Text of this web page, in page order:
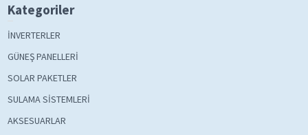
Kategoriler
İNVERTERLER
GÜNEŞ PANELLERİ
SOLAR PAKETLER
SULAMA SİSTEMLERİ
AKSESUARLAR